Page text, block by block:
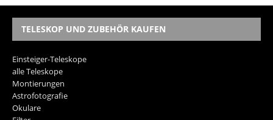
TELESKOP UND ZUBEHÖR KAUFEN
Einsteiger-Teleskope
alle Teleskope
Montierungen
Astrofotografie
Okulare